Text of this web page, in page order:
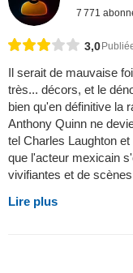
7 771
3,0
Il serait de mauvaise
très... décors, et le
bien qu'en définitive la
Anthony Quinn ne
tel Charles Laughton
que l'acteur mexicain
vivifiantes et de
Lire plus